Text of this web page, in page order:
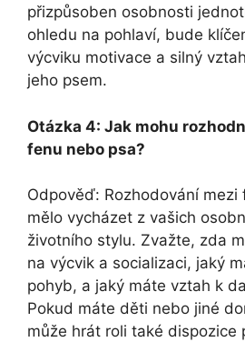
přizpůsoben osobnosti
ohledu na pohlaví, bude
výcviku motivace a silný
jeho psem.
Otázka 4: Jak mohu
fenu nebo psa?
Odpověď: Rozhodování mezi
mělo vycházet z vašich
životního stylu. Zvažte, zda
na výcvik a socializaci, jaký
pohyb, a jaký máte vztah k
Pokud máte děti nebo jiné
může hrát roli také dispozice